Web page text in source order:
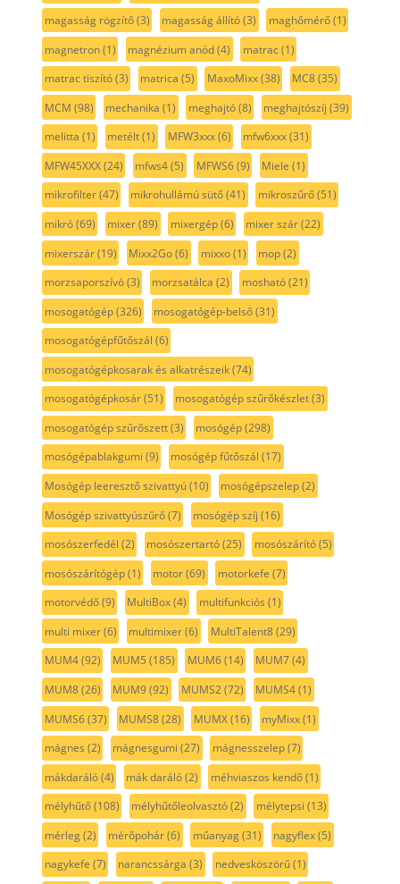
magasság rögzítő(3) magasság állító(3) maghőmérő(1)
magnetron(1) magnézium anód(4) matrac(1)
matrac tiszító(3) matrica (5) MaxoMixx(38) MC8(35)
MCM (98) mechanika (1) meghajtó(8) meghajtószíj (39)
melitta (1) metélt(1) MFW3xxx(6) mfw6xxx(31)
MFW45XXX(24) mfws4(5) MFWS6(9) Miele (1)
mikrofilter(47) mikrohullámú sütő(41) mikroszűrő(51)
mikró(69) mixer(89) mixergép(6) mixer szár(22)
mixerszár(19) Mixx2Go(6) mixxo(1) mop(2)
morzsaporszívó(3) morzsatálca (2) mosható(21)
mosogatógép(326) mosogatógép-belső(31)
mosogatógépfűtőszál (6)
mosogatógépkosarak és alkatrészeik(74)
mosogatógépkosár(51) mosogatógép szűrőkészlet(3)
mosogatógép szűrőszett(3) mosógép(298)
mosógépablakgumi (9) mosógép fűtőszál (17)
Mosógép leeresztő szivattyú(10) mosógépszelep(2)
Mosógép szivattyúszűrő(7) mosógép szíj (16)
mosószerfedél (2) mosószertartó(25) mosószárító(5)
mosószárítógép(1) motor(69) motorkefe (7)
motorvédő(9) MultiBox(4) multifunkciós (1)
multi mixer(6) multimixer(6) MultiTalent8(29)
MUM4(92) MUM5 (185) MUM6(14) MUM7(4)
MUM8(26) MUM9(92) MUMS2(72) MUMS4(1)
MUMS6(37) MUMS8(28) MUMX(16) myMixx(1)
mágnes (2) mágnesgumi (27) mágnesszelep(7)
mákdaráló(4) mák daráló(2) méhviaszos kendő(1)
mélyhűtő(108) mélyhűtőleolvasztó(2) mélytepsi (13)
mérleg(2) mérőpohár(6) műanyag(31) nagyflex(5)
nagykefe (7) narancssárga (3) nedvesköszörű(1)